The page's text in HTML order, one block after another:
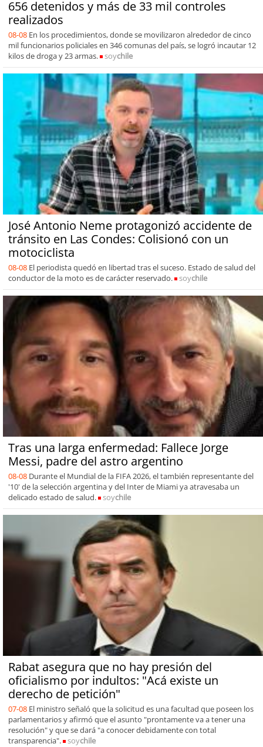
656 detenidos y más de 33 mil controles
realizados
08-08 En los procedimientos, donde se movilizaron alrededor de cinco
mil funcionarios policiales en 346 comunas del país, se logró incautar 12
kilos de droga y 23 armas.
soychile
José Antonio Neme protagonizó accidente de
tránsito en Las Condes: Colisionó con un
motociclista
08-08 El periodista quedó en libertad tras el suceso. Estado de salud del
conductor de la moto es de carácter reservado.
soychile
Tras una larga enfermedad: Fallece Jorge
Messi, padre del astro argentino
08-08 Durante el Mundial de la FIFA 2026, el también representante del
'10' de la selección argentina y del Inter de Miami ya atravesaba un
delicado estado de salud.
soychile
Rabat asegura que no hay presión del
oficialismo por indultos: "Acá existe un
derecho de petición"
07-08 El ministro señaló que la solicitud es una facultad que poseen los
parlamentarios y afirmó que el asunto "prontamente va a tener una
resolución" y que se dará "a conocer debidamente con total
transparencia".
soychile